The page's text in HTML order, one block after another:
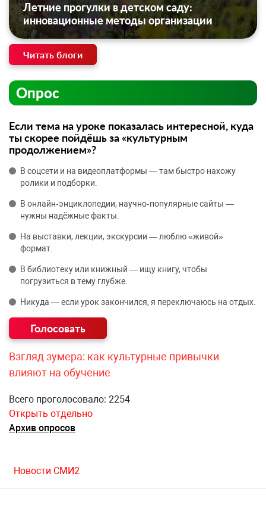
Летние прогулки в детском саду:
инновационные методы организации
Читать блоги
Опрос
Если тема на уроке показалась интересной, куда
ты скорее пойдёшь за «культурным
продолжением»?
В соцсети и на видеоплатформы — там быстро нахожу
ролики и подборки.
В онлайн‑энциклопедии, научно‑популярные сайты —
нужны надёжные факты.
На выставки, лекции, экскурсии — люблю «живой»
формат.
В библиотеку или книжный — ищу книгу, чтобы
погрузиться в тему глубже.
Никуда — если урок закончился, я переключаюсь на отдых.
Взгляд зумера: как культурные привычки
влияют на обучение
Всего проголосовало: 2254
Открыть отдельно
Архив опросов
Новости СМИ2